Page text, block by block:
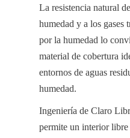
La resistencia natural
humedad y a los gases
por la humedad lo
material de cobertura
entornos de aguas
humedad.
Ingeniería de Claro
permite un interior libre